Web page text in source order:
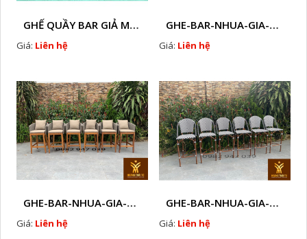
GHẾ QUẦY BAR GIẢ MÂY HTT - GB14
Giá: Liên hệ
GHE-BAR-NHUA-GIA-MAY-NGOAI-TROI-A2
Giá: Liên hệ
GHE-BAR-NHUA-GIA-MAY-GHE-CAFE-NGOAI-TROI-J 1
Giá: Liên hệ
GHE-BAR-NHUA-GIA-MAY-NGOAI-TROI-K1
Giá: Liên hệ